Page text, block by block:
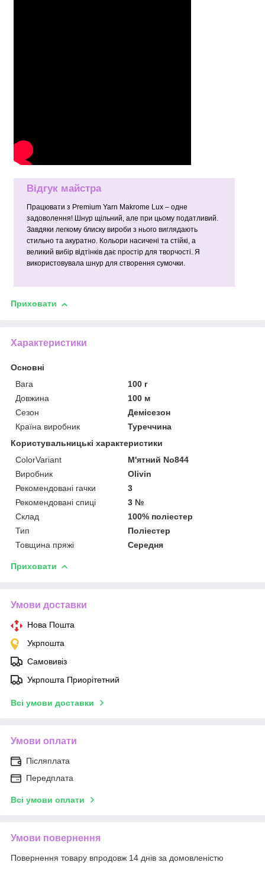
Відгук майстра
Працювати з Premium Yarn Makrome Lux – одне
задоволення! Шнур щільний, але при цьому податливий.
Завдяки легкому блиску вироби з нього виглядають
стильно та акуратно. Кольори насичені та стійкі, а
великий вибір відтінків дає простір для творчості. Я
використовувала шнур для створення сумочки.
Приховати
Характеристики
Основні
Вага
100 г
Довжина
100 м
Сезон
Демісезон
Країна виробник
Туреччина
Користувальницькі характеристики
ColorVariant
М'ятний No844
Виробник
Olivin
Рекомендовані гачки
3
Рекомендовані спиці
3 №
Склад
100% поліестер
Тип
Поліестер
Товщина пряжі
Середня
Приховати
Умови доставки
Нова Пошта
Укрпошта
Самовивіз
Укрпошта Приорітетний
Всі умови доставки
Умови оплати
Післяплата
Передплата
Всі умови оплати
Умови повернення
Повернення товару впродовж 14 днів за домовленістю